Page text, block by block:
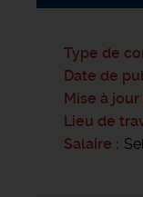
Type de
Date de
Mise à jour
Lieu de
Salaire